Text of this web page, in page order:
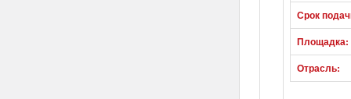
Срок
Площадка:
Отрасль: